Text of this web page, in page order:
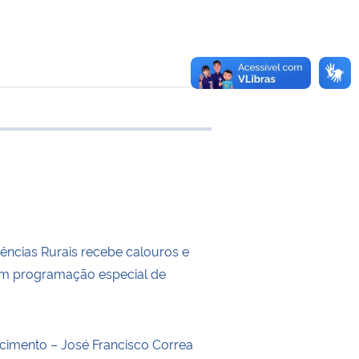
transferência
Rurais recebe calouros e
programação especial de
– José Francisco Correa